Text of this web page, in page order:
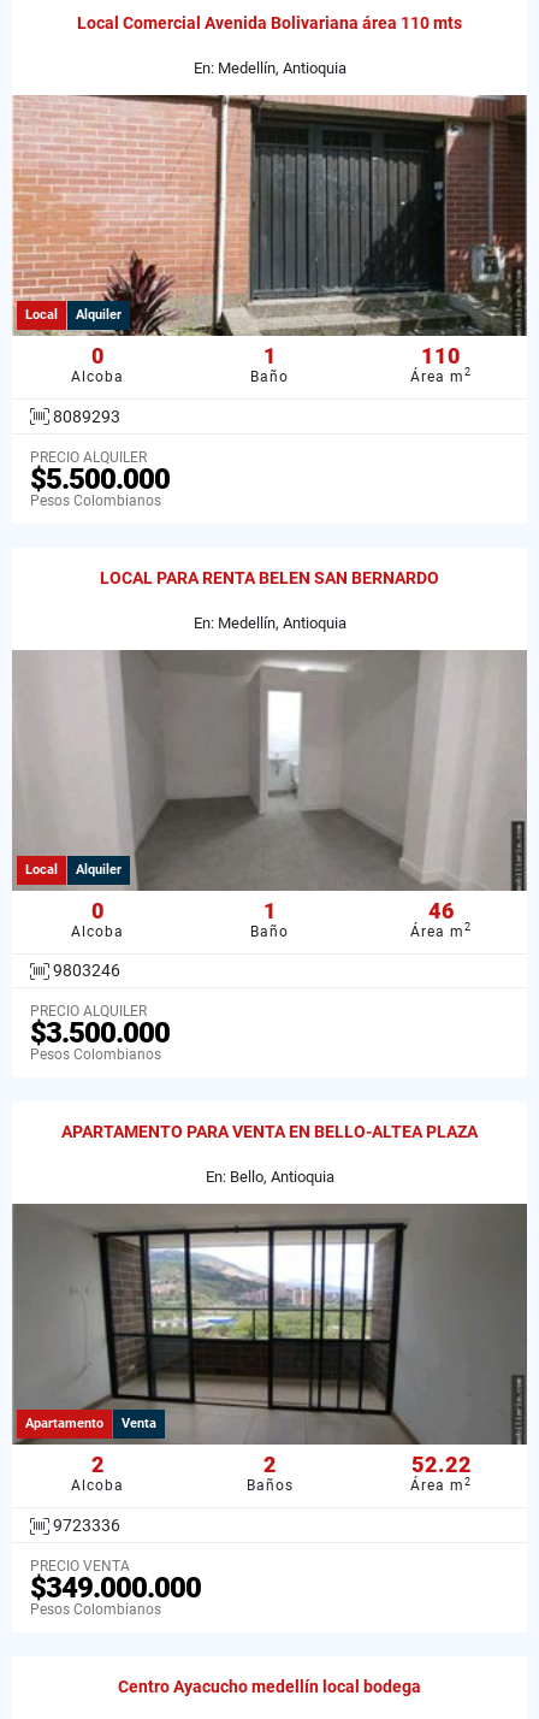
Local Comercial Avenida Bolivariana área 110 mts
En: Medellín, Antioquia
Local Alquiler
0
Alcoba
1
Baño
110
Área m2
8089293
PRECIO ALQUILER
$5.500.000
Pesos Colombianos
LOCAL PARA RENTA BELEN SAN BERNARDO
En: Medellín, Antioquia
Local Alquiler
0
Alcoba
1
Baño
46
Área m2
9803246
PRECIO ALQUILER
$3.500.000
Pesos Colombianos
APARTAMENTO PARA VENTA EN BELLO-ALTEA PLAZA
En: Bello, Antioquia
Apartamento Venta
2
Alcoba
2
Baños
52.22
Área m2
9723336
PRECIO VENTA
$349.000.000
Pesos Colombianos
Centro Ayacucho medellín local bodega